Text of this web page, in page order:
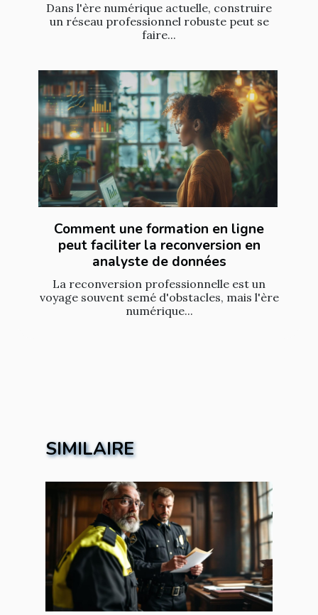
Dans l'ère numérique actuelle, construire
un réseau professionnel robuste peut se
faire...
Comment une formation en ligne
peut faciliter la reconversion en
analyste de données
La reconversion professionnelle est un
voyage souvent semé d'obstacles, mais l'ère
numérique...
SIMILAIRE